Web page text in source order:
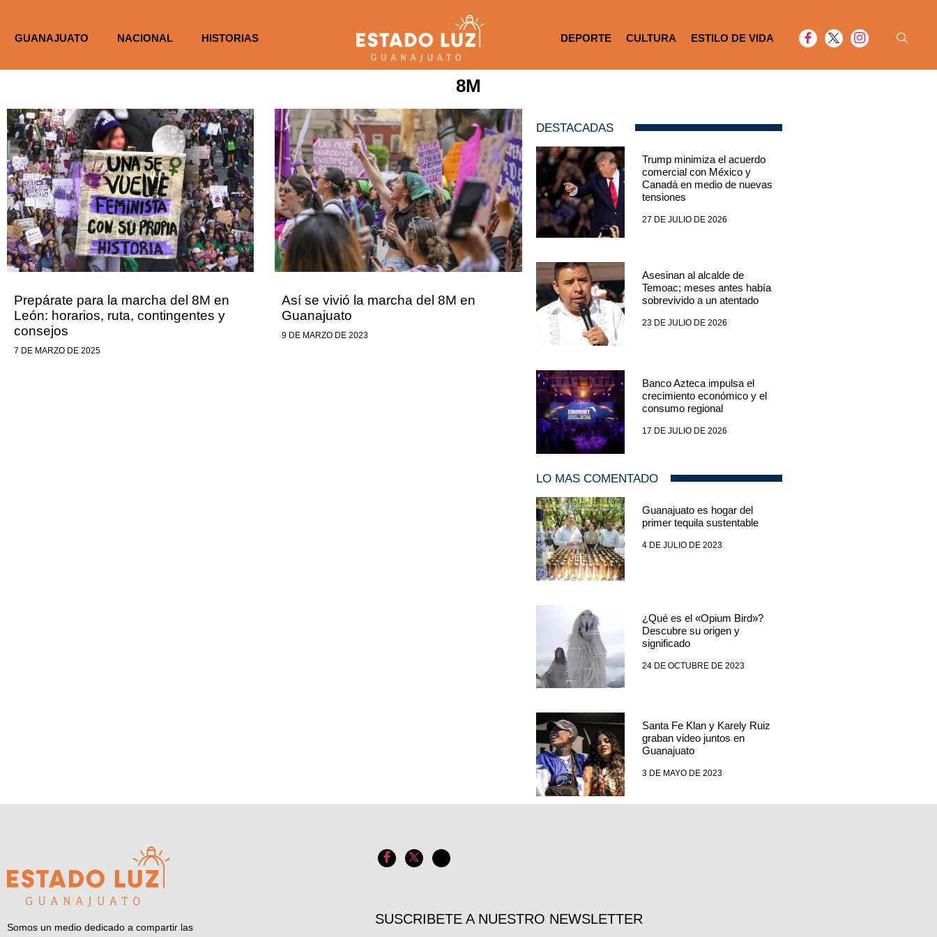
GUANAJUATO NACIONAL HISTORIAS DEPORTE CULTURA ESTILO DE VIDA
8M
Prepárate para la marcha del 8M en
León: horarios, ruta, contingentes y
consejos
7 DE MARZO DE 2025
Así se vivió la marcha del 8M en
Guanajuato
9 DE MARZO DE 2023
DESTACADAS
Trump minimiza el acuerdo
comercial con México y
Canadá en medio de nuevas
tensiones
27 DE JULIO DE 2026
Asesinan al alcalde de
Temoac; meses antes había
sobrevivido a un atentado
23 DE JULIO DE 2026
Banco Azteca impulsa el
crecimiento económico y el
consumo regional
17 DE JULIO DE 2026
LO MAS COMENTADO
Guanajuato es hogar del
primer tequila sustentable
4 DE JULIO DE 2023
¿Qué es el «Opium Bird»?
Descubre su origen y
significado
24 DE OCTUBRE DE 2023
Santa Fe Klan y Karely Ruiz
graban video juntos en
Guanajuato
3 DE MAYO DE 2023
Somos un medio dedicado a compartir las
SUSCRIBETE A NUESTRO NEWSLETTER